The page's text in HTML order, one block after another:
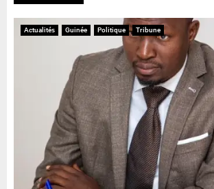
Actualités Guinée Politique Tribune